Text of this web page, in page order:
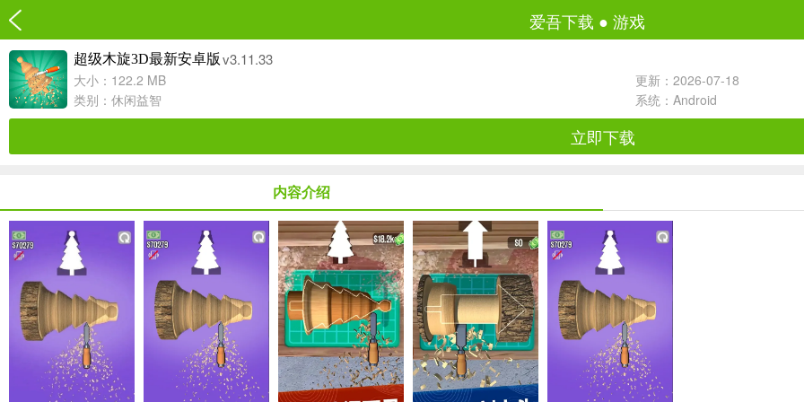
爱吾下载 ● 游戏
超级木旋3D最新安卓版 v3.11.33
大小：122.2 MB
更新：2026-07-18
类别： 休闲益智 系统：Android
立即下载
内容介绍